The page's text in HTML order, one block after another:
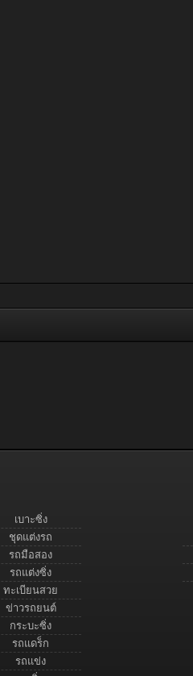
เบาะซิ่ง
ชุดแต่งรถ
รถมือสอง
รถแต่งซิ่ง
ทะเบียนสวย
ข่าวรถยนต์
กระบะซิ่ง
รถแดร็ก
รถแข่ง